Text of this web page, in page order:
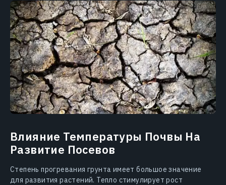
Влияние Температуры Почвы На
Развитие Посевов
Степень прогревания грунта имеет большое значение
для развития растений. Тепло стимулирует рост